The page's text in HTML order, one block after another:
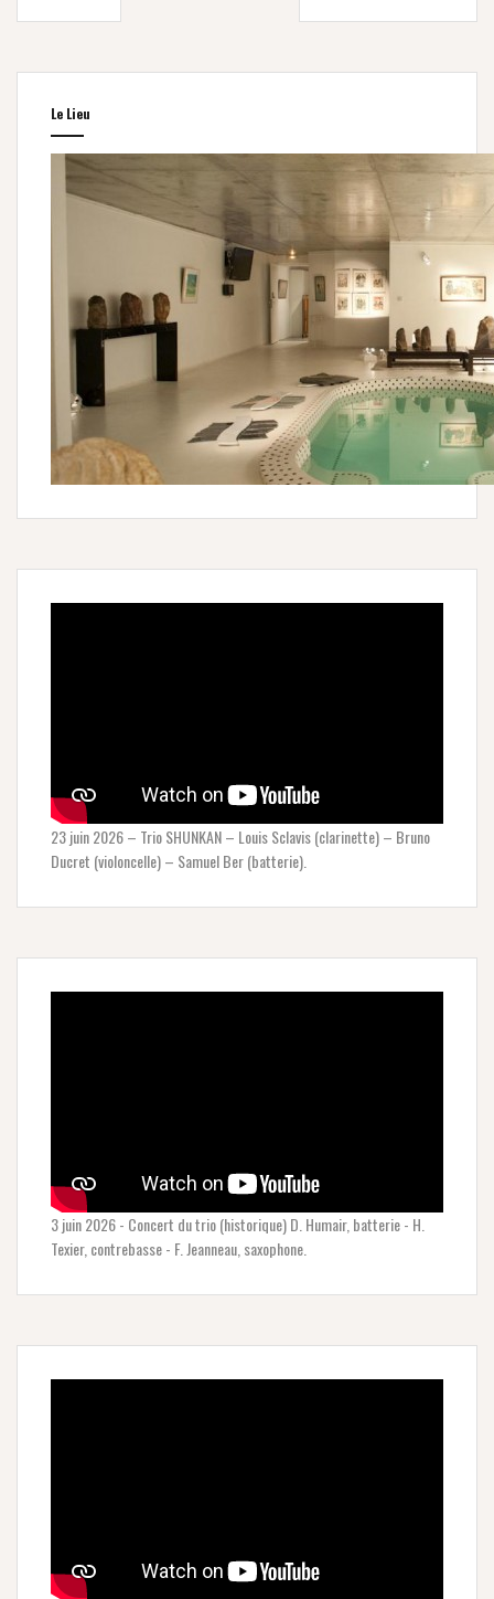
l’article
Le Lieu
23 juin 2026 – Trio SHUNKAN – Louis Sclavis (clarinette) – Bruno
Ducret (violoncelle) – Samuel Ber (batterie).
3 juin 2026 - Concert du trio (historique) D. Humair, batterie - H.
Texier, contrebasse - F. Jeanneau, saxophone.